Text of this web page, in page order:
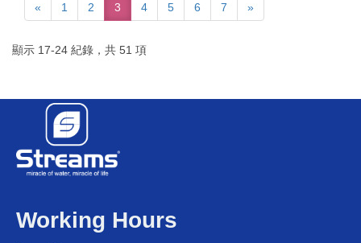
« 1 2 3 4 5 6 7 »
顯示 17-24 紀錄，共 51 項
Working Hours